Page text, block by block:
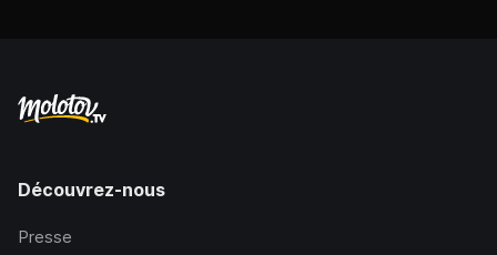
Découvrez-nous
Presse